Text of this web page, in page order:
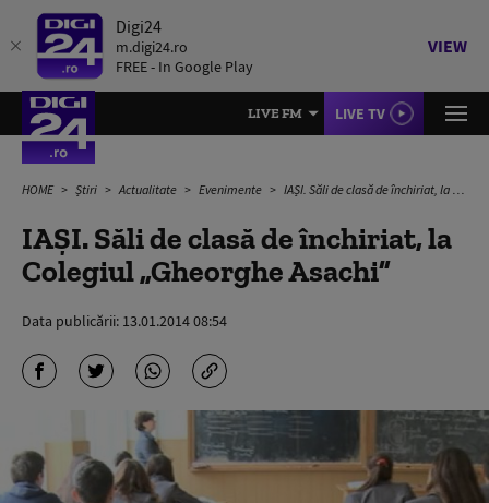
Digi24
m.digi24.ro
FREE - In Google Play
VIEW
LIVE FM LIVE TV
HOME Știri Actualitate Evenimente IAȘI. Săli de clasă de închiriat, la Colegiul „Gheorghe Asachi”
IAȘI. Săli de clasă de închiriat, la
Colegiul „Gheorghe Asachi”
Data publicării: 13.01.2014 08:54